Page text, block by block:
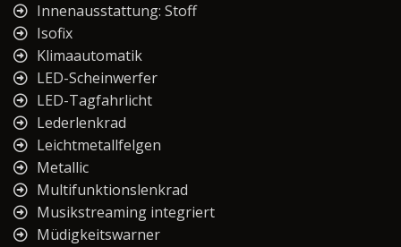
Innenausstattung: Stoff
Isofix
Klimaautomatik
LED-Scheinwerfer
LED-Tagfahrlicht
Lederlenkrad
Leichtmetallfelgen
Metallic
Multifunktionslenkrad
Musikstreaming integriert
Müdigkeitswarner